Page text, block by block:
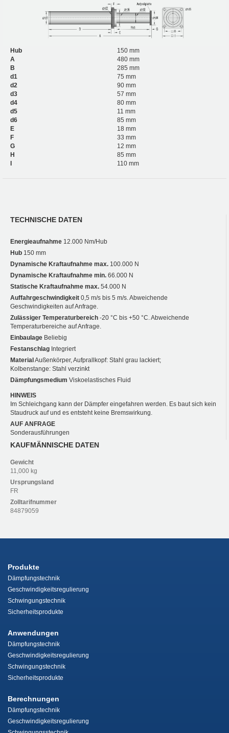
Hub
150 mm
A
480 mm
B
285 mm
d1
75 mm
d2
90 mm
d3
57 mm
d4
80 mm
d5
11 mm
d6
85 mm
E
18 mm
F
33 mm
G
12 mm
H
85 mm
I
110 mm
TECHNISCHE DATEN
Energieaufnahme 12.000 Nm/Hub
Hub 150 mm
Dynamische Kraftaufnahme max. 100.000 N
Dynamische Kraftaufnahme min. 66.000 N
Statische Kraftaufnahme max. 54.000 N
Auffahrgeschwindigkeit 0,5 m/s bis 5 m/s. Abweichende
Geschwindigkeiten auf Anfrage.
Zulässiger Temperaturbereich -20 °C bis +50 °C. Abweichende
Temperaturbereiche auf Anfrage.
Einbaulage Beliebig
Festanschlag Integriert
MaterialAußenkörper, Aufprallkopf: Stahl grau lackiert;
Kolbenstange: Stahl verzinkt
Dämpfungsmedium Viskoelastisches Fluid
HINWEIS
Im Schleichgang kann der Dämpfer eingefahren werden. Es baut sich kein
Staudruck auf und es entsteht keine Bremswirkung.
AUF ANFRAGE
Sonderausführungen
KAUFMÄNNISCHE DATEN
Gewicht
11,000 kg
Ursprungsland
FR
Zolltarifnummer
84879059
Produkte
Dämpfungstechnik
Geschwindigkeitsregulierung
Schwingungstechnik
Sicherheitsprodukte
Anwendungen
Dämpfungstechnik
Geschwindigkeitsregulierung
Schwingungstechnik
Sicherheitsprodukte
Berechnungen
Dämpfungstechnik
Geschwindigkeitsregulierung